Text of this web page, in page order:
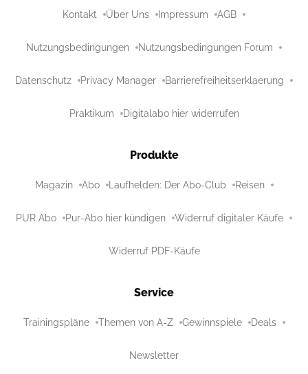
Kontakt Über Uns Impressum AGB
Nutzungsbedingungen Nutzungsbedingungen Forum
Datenschutz Privacy Manager Barrierefreiheitserklaerung
Praktikum Digitalabo hier widerrufen
Produkte
Magazin Abo Laufhelden: Der Abo-Club Reisen
PUR Abo Pur-Abo hier kündigen Widerruf digitaler Käufe
Widerruf PDF-Käufe
Service
Trainingspläne Themen von A-Z Gewinnspiele Deals
Newsletter